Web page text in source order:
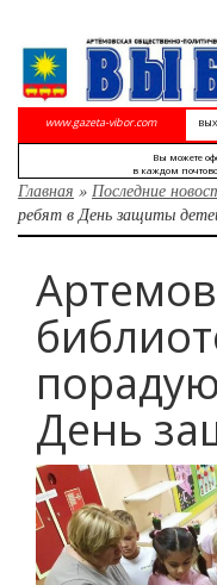
www.gazeta-vibor.com
Вы можете
в каждом
Главная » Последние
ребят в День защиты
День